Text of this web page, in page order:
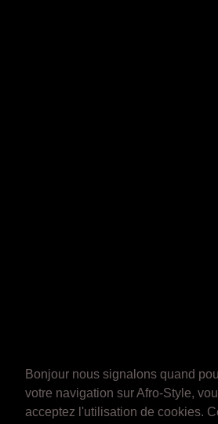
Bonjour nous signalons quand
votre navigation sur Afro-Style,
acceptez l'utilisation de cookies.